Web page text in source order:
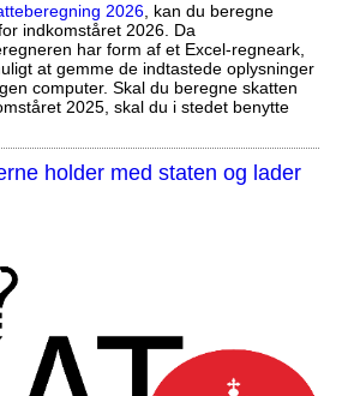
2026, kan du beregne
indkomståret 2026. Da
har form af et Excel-regneark,
at gemme de indtastede oplysninger
computer. Skal du beregne skatten
2025, skal du i stedet benytte
holder med staten og lader